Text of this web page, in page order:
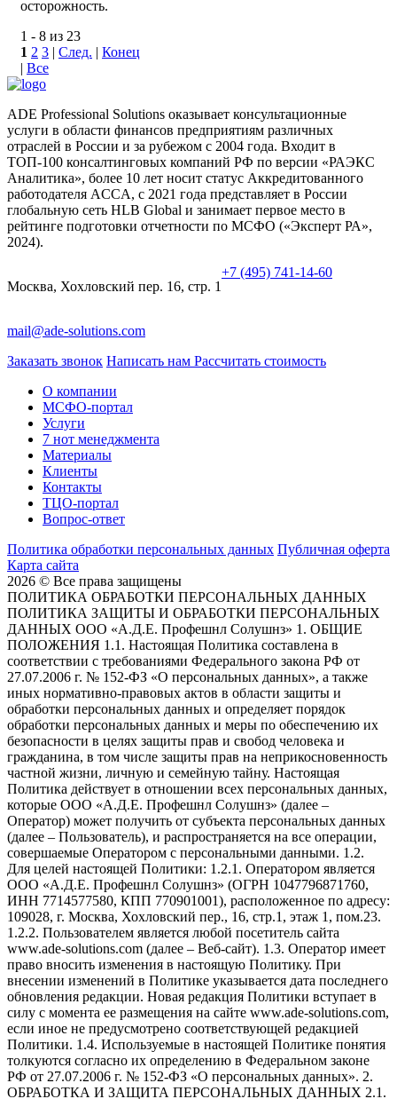
осторожность.
1 - 8 из 23
1 2 3 | След. | Конец
| Все
ADE Professional Solutions оказывает консультационные
услуги в области финансов предприятиям различных
отраслей в России и за рубежом с 2004 года. Входит в
ТОП-100 консалтинговых компаний РФ по версии «РАЭКС
Аналитика», более 10 лет носит статус Аккредитованного
работодателя ACCA, с 2021 года представляет в России
глобальную сеть HLB Global и занимает первое место в
рейтинге подготовки отчетности по МСФО («Эксперт РА»,
2024).
Москва, Хохловский пер. 16, стр. 1
+7 (495) 741-14-60
mail@ade-solutions.com
Заказать звонок Написать нам Рассчитать стоимость
О компании
МСФО-портал
Услуги
7 нот менеджмента
Материалы
Клиенты
Контакты
ТЦО-портал
Вопрос-ответ
Политика обработки персональных данных Публичная оферта
Карта сайта
2026 © Все права защищены
ПОЛИТИКА ОБРАБОТКИ ПЕРСОНАЛЬНЫХ ДАННЫХ
ПОЛИТИКА ЗАЩИТЫ И ОБРАБОТКИ ПЕРСОНАЛЬНЫХ
ДАННЫХ ООО «А.Д.Е. Профешнл Солушнз» 1. ОБЩИЕ
ПОЛОЖЕНИЯ 1.1. Настоящая Политика составлена в
соответствии с требованиями Федерального закона РФ от
27.07.2006 г. № 152-ФЗ «О персональных данных», а также
иных нормативно-правовых актов в области защиты и
обработки персональных данных и определяет порядок
обработки персональных данных и меры по обеспечению их
безопасности в целях защиты прав и свобод человека и
гражданина, в том числе защиты прав на неприкосновенность
частной жизни, личную и семейную тайну. Настоящая
Политика действует в отношении всех персональных данных,
которые ООО «А.Д.Е. Профешнл Солушнз» (далее –
Оператор) может получить от субъекта персональных данных
(далее – Пользователь), и распространяется на все операции,
совершаемые Оператором с персональными данными. 1.2.
Для целей настоящей Политики: 1.2.1. Оператором является
ООО «А.Д.Е. Профешнл Солушнз» (ОГРН 1047796871760,
ИНН 7714577580, КПП 770901001), расположенное по адресу:
109028, г. Москва, Хохловский пер., 16, стр.1, этаж 1, пом.23.
1.2.2. Пользователем является любой посетитель сайта
www.ade-solutions.com (далее – Веб-сайт). 1.3. Оператор имеет
право вносить изменения в настоящую Политику. При
внесении изменений в Политике указывается дата последнего
обновления редакции. Новая редакция Политики вступает в
силу с момента ее размещения на сайте www.ade-solutions.com,
если иное не предусмотрено соответствующей редакцией
Политики. 1.4. Используемые в настоящей Политике понятия
толкуются согласно их определению в Федеральном законе
РФ от 27.07.2006 г. № 152-ФЗ «О персональных данных». 2.
ОБРАБОТКА И ЗАЩИТА ПЕРСОНАЛЬНЫХ ДАННЫХ 2.1.